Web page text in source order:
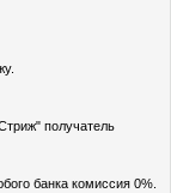
получатель
банка комиссия 0%.